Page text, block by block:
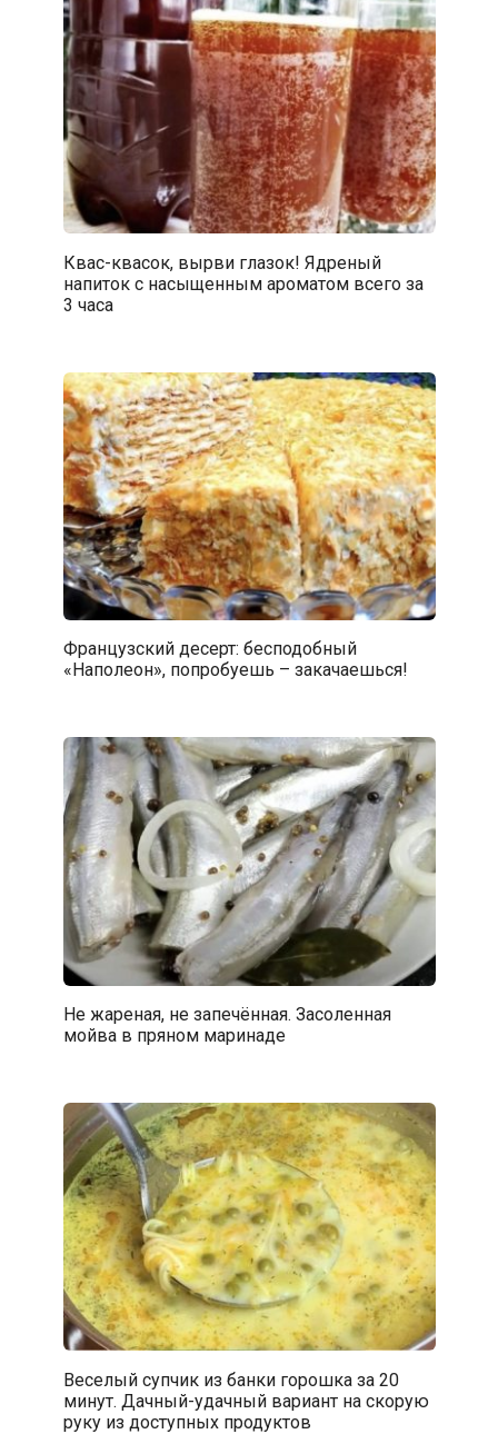
Квас-квасок, вырви глазок! Ядреный
напиток с насыщенным ароматом всего за
3 часа
Французский десерт: бесподобный
«Наполеон», попробуешь – закачаешься!
Не жареная, не запечённая. Засоленная
мойва в пряном маринаде
Веселый супчик из банки горошка за 20
минут. Дачный-удачный вариант на скорую
руку из доступных продуктов